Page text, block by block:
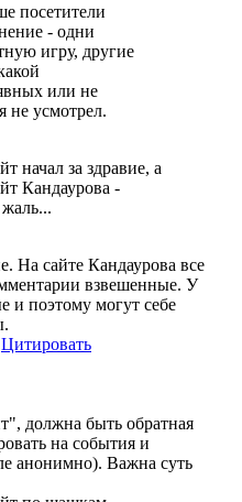
посетители
- одни
игру, другие
или не
не усмотрел.
начал за здравие, а
Кандаурова -
На сайте Кандаурова все
взвешенные. У
и поэтому могут себе
Цитировать
должна быть обратная
на события и
анонимно). Важна суть